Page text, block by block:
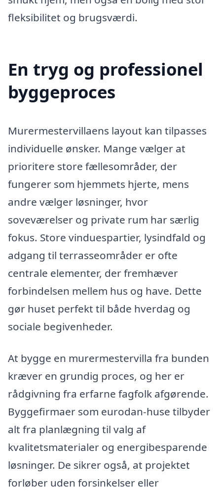
fleksibilitet og brugsværdi.
En tryg og professionel
byggeproces
Murermestervillaens layout kan tilpasses
individuelle ønsker. Mange vælger at
prioritere store fællesområder, der
fungerer som hjemmets hjerte, mens
andre vælger løsninger, hvor
soveværelser og private rum har særlig
fokus. Store vinduespartier, lysindfald og
adgang til terrasseområder er ofte
centrale elementer, der fremhæver
forbindelsen mellem hus og have. Dette
gør huset perfekt til både hverdag og
sociale begivenheder.
At bygge en murermestervilla fra bunden
kræver en grundig proces, og her er
rådgivning fra erfarne fagfolk afgørende.
Byggefirmaer som eurodan-huse tilbyder
alt fra planlægning til valg af
kvalitetsmaterialer og energibesparende
løsninger. De sikrer også, at projektet
forløber uden forsinkelser eller